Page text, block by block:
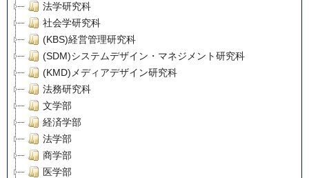
法学研究科
社会学研究科
(KBS)経営管理研究科
(SDM)システムデザイン・マネジメント研究科
(KMD)メディアデザイン研究科
法務研究科
文学部
経済学部
法学部
商学部
医学部